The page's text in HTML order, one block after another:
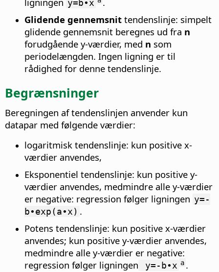
y=b∙x
Glidende gennemsnit tendenslinje: simpelt
glidende gennemsnit beregnes ud fra n
forudgående y-værdier, med n som
periodelængden. Ingen ligning er til
rådighed for denne tendenslinje.
Begrænsninger
Beregningen af tendenslinjen anvender kun
datapar med følgende værdier:
logaritmisk tendenslinje: kun positive x-
værdier anvendes,
Eksponentiel tendenslinje: kun positive y-
værdier anvendes, medmindre alle y-værdier
er negative: regression følger ligningen y=-
b∙exp(a∙x) .
Potens tendenslinje: kun positive x-værdier
anvendes; kun positive y-værdier anvendes,
medmindre alle y-værdier er negative:
regression følger ligningen
y=-b∙x a .